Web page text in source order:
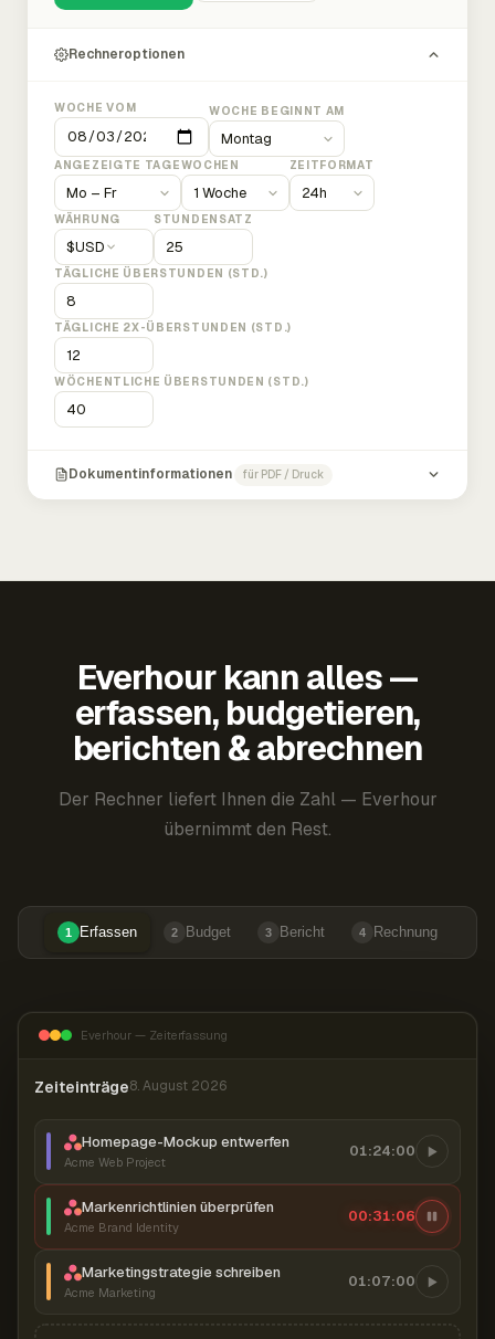
Rechneroptionen
WOCHE VOM WOCHE BEGINNT AM
ANGEZEIGTE TAGEWOCHEN ZEITFORMAT
WÄHRUNG
$USD
STUNDENSATZ
TÄGLICHE ÜBERSTUNDEN (STD.)
TÄGLICHE 2X-ÜBERSTUNDEN (STD.)
WÖCHENTLICHE ÜBERSTUNDEN (STD.)
Dokumentinformationen für PDF / Druck
Everhour kann alles —
erfassen, budgetieren,
berichten & abrechnen
Der Rechner liefert Ihnen die Zahl — Everhour
übernimmt den Rest.
1 Erfassen 2 Budget 3 Bericht 4 Rechnung
Everhour — Zeiterfassung
Zeiteinträge8. August 2026
Homepage-Mockup entwerfen
Acme Web Project
01:24:00
Markenrichtlinien überprüfen
Acme Brand Identity
00:31:07
Marketingstrategie schreiben
Acme Marketing
01:07:00